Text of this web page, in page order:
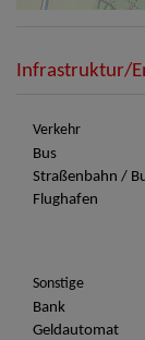
Infrastruktur/
Verkehr
Bus
Straßenbahn /
Flughafen
Sonstige
Bank
Geldautomat